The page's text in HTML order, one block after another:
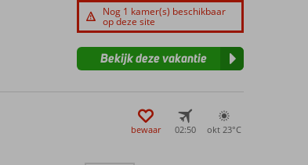
Nog 1 kamer(s) beschikbaar
op deze site
Bekijk deze vakantie
bewaar 02:50 okt 23°C